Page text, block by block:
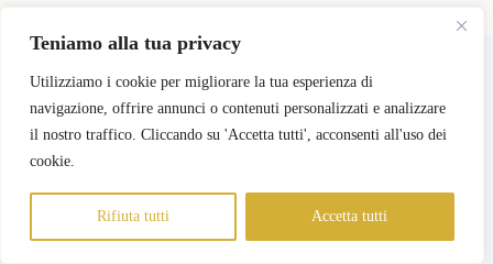
Teniamo alla tua privacy
Utilizziamo i cookie per migliorare la tua esperienza di
navigazione, offrire annunci o contenuti personalizzati e analizzare
il nostro traffico. Cliccando su 'Accetta tutti', acconsenti all'uso dei
cookie.
Rifiuta tutti Accetta tutti
Copyright © 2026 - Tema WordPress sviluppato da
Pricing
Registra il mio Negozio
Login Negozi Partner